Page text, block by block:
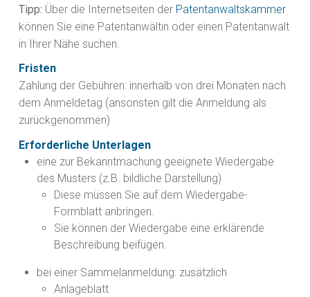
Tipp: Über die Internetseiten der Patentanwaltskammer
können Sie eine Patentanwältin oder einen Patentanwalt
in Ihrer Nähe suchen.
Fristen
Zahlung der Gebühren: innerhalb von drei Monaten nach
dem Anmeldetag (ansonsten gilt die Anmeldung als
zurückgenommen)
Erforderliche Unterlagen
eine zur Bekanntmachung geeignete Wiedergabe
des Musters (z.B. bildliche Darstellung)
Diese müssen Sie auf dem Wiedergabe-
Formblatt anbringen.
Sie können der Wiedergabe eine erklärende
Beschreibung beifügen.
bei einer Sammelanmeldung: zusätzlich
Anlageblatt